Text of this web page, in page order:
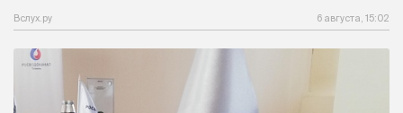
Вслух.ру 6 августа, 15:02